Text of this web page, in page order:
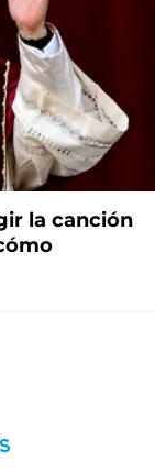
la canción